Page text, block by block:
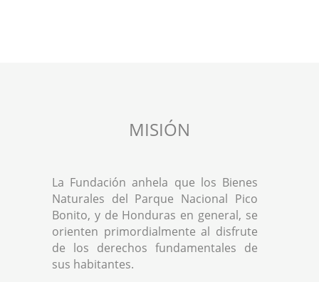
MISIÓN
La Fundación anhela que los Bienes
Naturales del Parque Nacional Pico
Bonito, y de Honduras en general, se
orienten primordialmente al disfrute
de los derechos fundamentales de
sus habitantes.